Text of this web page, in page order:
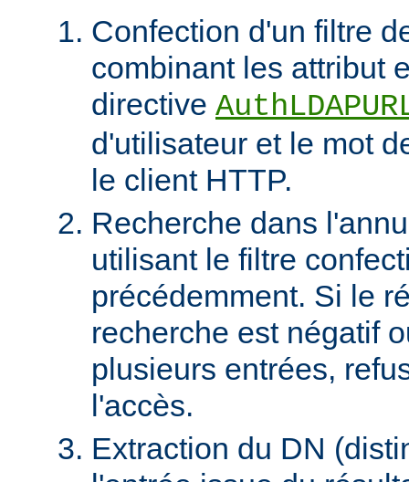
Confection d'un filtre
combinant les attribut
directive
d'utilisateur et le mot
le client HTTP.
Recherche dans
utilisant le filtre
précédemment. Si le
recherche est négatif
plusieurs entrées,
l'accès.
Extraction du DN